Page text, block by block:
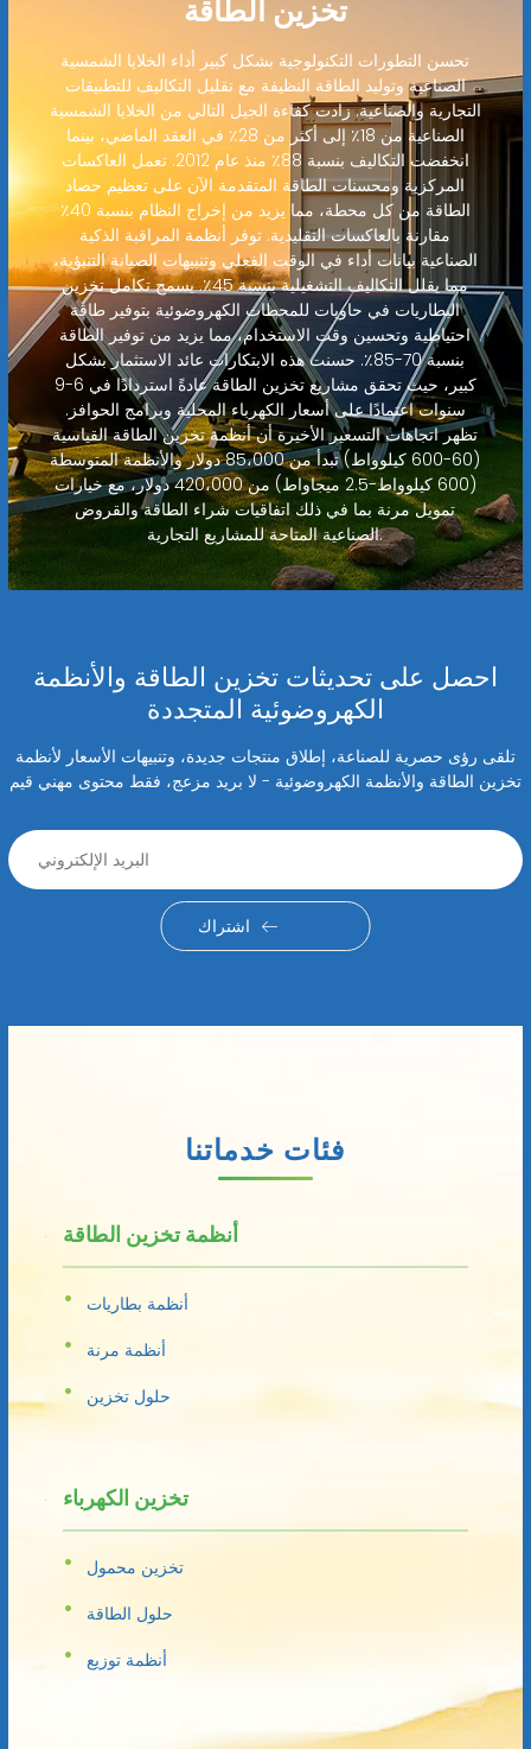
تخزين الطاقة
تحسن التطورات التكنولوجية بشكل كبير أداء الخلايا الشمسية
الصناعية وتوليد الطاقة النظيفة مع تقليل التكاليف للتطبيقات
التجارية والصناعية. زادت كفاءة الجيل التالي من الخلايا الشمسية
الصناعية من 18٪ إلى أكثر من 28٪ في العقد الماضي، بينما
انخفضت التكاليف بنسبة 88٪ منذ عام 2012. تعمل العاكسات
المركزية ومحسنات الطاقة المتقدمة الآن على تعظيم حصاد
الطاقة من كل محطة، مما يزيد من إخراج النظام بنسبة 40٪
مقارنة بالعاكسات التقليدية. توفر أنظمة المراقبة الذكية
الصناعية بيانات أداء في الوقت الفعلي وتنبيهات الصيانة التنبؤية،
مما يقلل التكاليف التشغيلية بنسبة 45٪. يسمح تكامل تخزين
البطاريات في حاويات للمحطات الكهروضوئية بتوفير طاقة
احتياطية وتحسين وقت الاستخدام، مما يزيد من توفير الطاقة
بنسبة 70-85٪. حسنت هذه الابتكارات عائد الاستثمار بشكل
كبير، حيث تحقق مشاريع تخزين الطاقة عادةً استردادًا في 6-9
سنوات اعتمادًا على أسعار الكهرباء المحلية وبرامج الحوافز.
تظهر اتجاهات التسعير الأخيرة أن أنظمة تخزين الطاقة القياسية
(60-600 كيلوواط) تبدأ من 85،000 دولار والأنظمة المتوسطة
(600 كيلوواط-2.5 ميجاواط) من 420،000 دولار، مع خيارات
تمويل مرنة بما في ذلك اتفاقيات شراء الطاقة والقروض
الصناعية المتاحة للمشاريع التجارية.
احصل على تحديثات تخزين الطاقة والأنظمة
الكهروضوئية المتجددة
تلقى رؤى حصرية للصناعة، إطلاق منتجات جديدة، وتنبيهات الأسعار لأنظمة
تخزين الطاقة والأنظمة الكهروضوئية - لا بريد مزعج، فقط محتوى مهني قيم
اشتراك
فئات خدماتنا
أنظمة تخزين الطاقة
أنظمة بطاريات
أنظمة مرنة
حلول تخزين
تخزين الكهرباء
تخزين محمول
حلول الطاقة
أنظمة توزيع